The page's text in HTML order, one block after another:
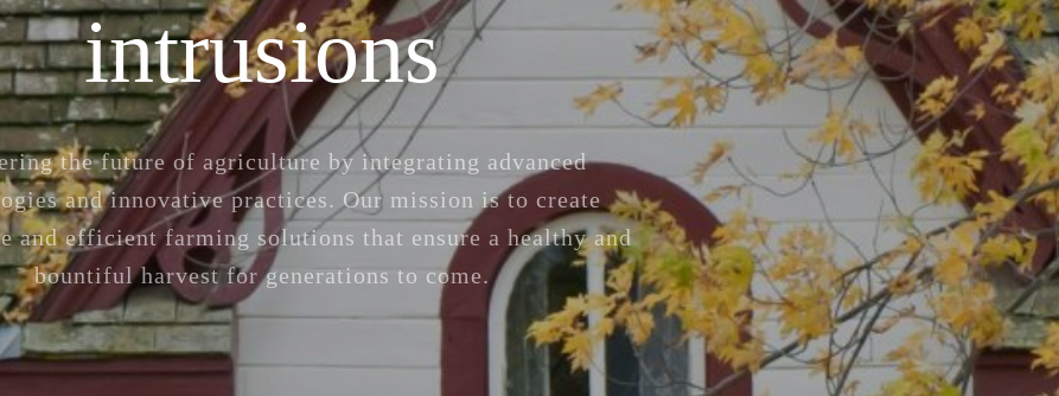
intrusions
the future of agriculture by integrating advanced
and innovative practices. Our mission is to create
and efficient farming solutions that ensure a healthy and
bountiful harvest for generations to come.